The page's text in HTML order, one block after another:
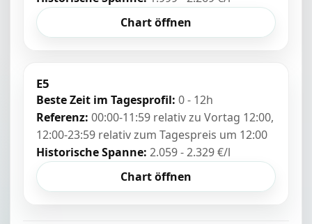
Chart öffnen
E5
Beste Zeit im Tagesprofil: 0 - 12h
Referenz: 00:00-11:59 relativ zu Vortag 12:00,
12:00-23:59 relativ zum Tagespreis um 12:00
Historische Spanne: 2.059 - 2.329 €/l
Chart öffnen